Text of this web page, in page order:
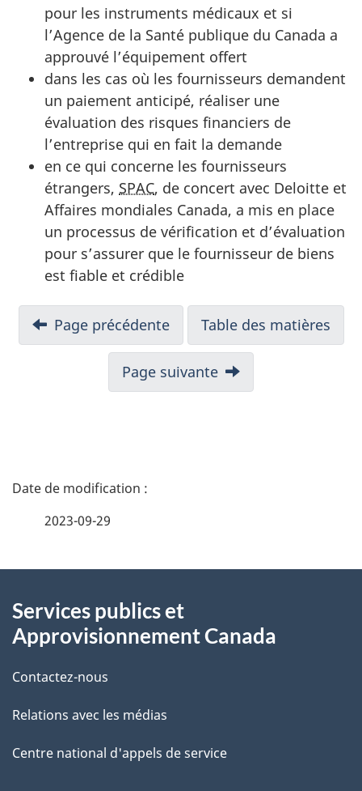
pour les instruments médicaux et si
l’Agence de la Santé publique du Canada a
approuvé l’équipement offert
dans les cas où les fournisseurs demandent
un paiement anticipé, réaliser une
évaluation des risques financiers de
l’entreprise qui en fait la demande
en ce qui concerne les fournisseurs
étrangers, SPAC, de concert avec Deloitte et
Affaires mondiales Canada, a mis en place
un processus de vérification et d’évaluation
pour s’assurer que le fournisseur de biens
est fiable et crédible
N
a
a
n
u
r
Page précédente Table des matières
Page suivante
D
i
s
d
e
2023-09-29
propos
de
ce
site
Services publics et
Approvisionnement Canada
Contactez-nous
Relations avec les médias
Centre national d'appels de service